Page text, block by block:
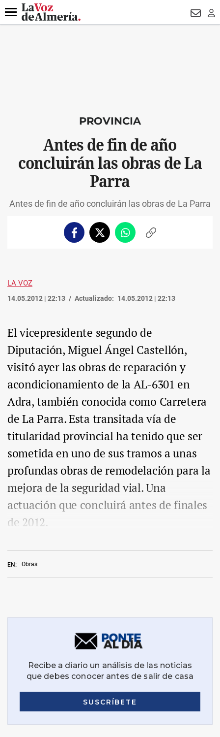
DESTACADO TURISMO
Menú
PROVINCIA
Antes de fin de año
concluirán las obras de La
Parra
Antes de fin de año concluirán las obras de La Parra
FacebookTwitterWhatsappCopiar
LA VOZ
14.05.2012 | 22:13 Actualizado: 14.05.2012 | 22:13
EN: Obras
El vicepresidente segundo de
Diputación, Miguel Ángel Castellón,
visitó ayer las obras de reparación y
acondicionamiento de la AL-6301 en
Adra, también conocida como Carretera
de La Parra. Esta transitada vía de
titularidad provincial ha tenido que ser
sometida en uno de sus tramos a unas
profundas obras de remodelación para la
mejora de la seguridad vial. Una
actuación que concluirá antes de finales
de 2012.